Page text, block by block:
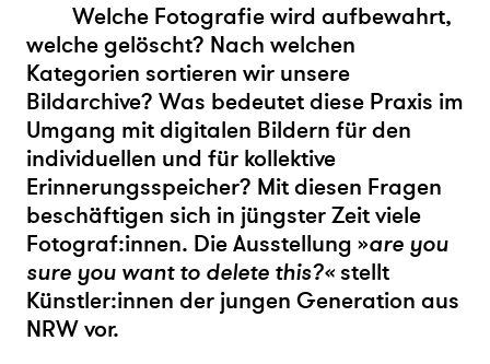
Welche Fotografie wird aufbewahrt,
welche gelöscht? Nach welchen
Kategorien sortieren wir unsere
Bildarchive? Was bedeutet diese Praxis im
Umgang mit digitalen Bildern für den
individuellen und für kollektive
Erinnerungsspeicher? Mit diesen Fragen
beschäftigen sich in jüngster Zeit viele
Fotograf:innen. Die Ausstellung »are you
sure you want to delete this?«stellt
Künstler:innen der jungen Generation aus
NRW vor.